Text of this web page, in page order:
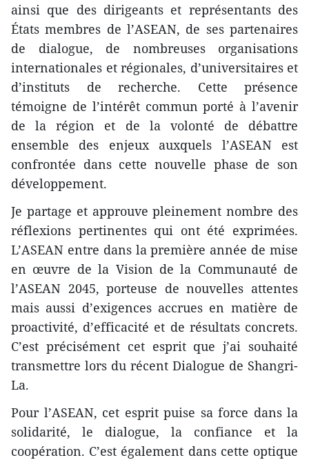
ainsi que des dirigeants et représentants des
États membres de l’ASEAN, de ses partenaires
de dialogue, de nombreuses organisations
internationales et régionales, d’universitaires et
d’instituts de recherche. Cette présence
témoigne de l’intérêt commun porté à l’avenir
de la région et de la volonté de débattre
ensemble des enjeux auxquels l’ASEAN est
confrontée dans cette nouvelle phase de son
développement.
Je partage et approuve pleinement nombre des
réflexions pertinentes qui ont été exprimées.
L’ASEAN entre dans la première année de mise
en œuvre de la Vision de la Communauté de
l’ASEAN 2045, porteuse de nouvelles attentes
mais aussi d’exigences accrues en matière de
proactivité, d’efficacité et de résultats concrets.
C’est précisément cet esprit que j’ai souhaité
transmettre lors du récent Dialogue de Shangri-
La.
Pour l’ASEAN, cet esprit puise sa force dans la
solidarité, le dialogue, la confiance et la
coopération. C’est également dans cette optique